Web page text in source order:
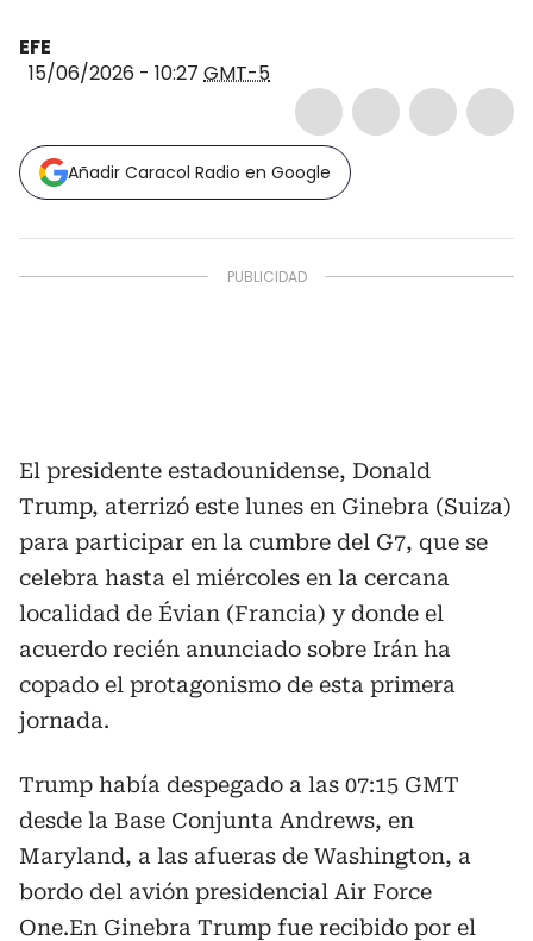
EFE
15/06/2026 - 10:27 GMT-5
Añadir Caracol Radio en Google
El presidente estadounidense, Donald
Trump, aterrizó este lunes en Ginebra (Suiza)
para participar en la cumbre del G7, que se
celebra hasta el miércoles en la cercana
localidad de Évian (Francia) y donde el
acuerdo recién anunciado sobre Irán ha
copado el protagonismo de esta primera
jornada.
Trump había despegado a las 07:15 GMT
desde la Base Conjunta Andrews, en
Maryland, a las afueras de Washington, a
bordo del avión presidencial Air Force
One.En Ginebra Trump fue recibido por el